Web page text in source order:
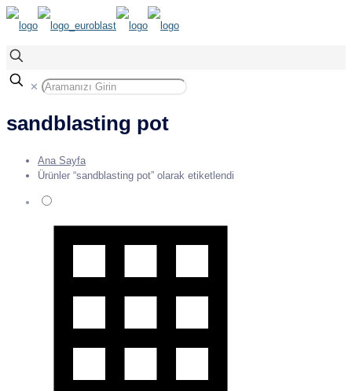
✕
sandblasting pot
Ana Sayfa
Ürünler “sandblasting pot” olarak etiketlendi